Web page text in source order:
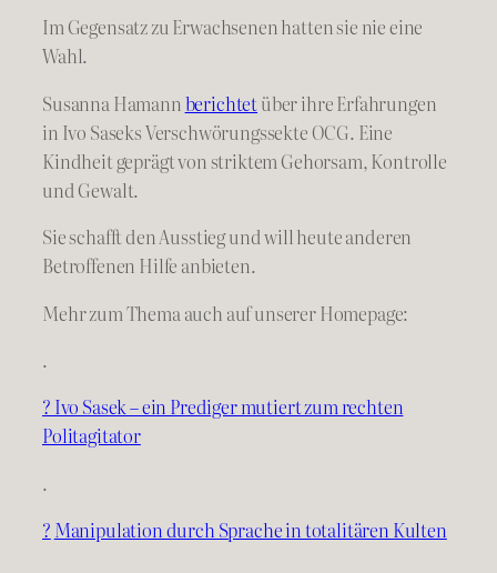
Im Gegensatz zu Erwachsenen hatten sie nie eine
Wahl.
Susanna Hamannberichtetüber ihre Erfahrungen
in Ivo Saseks Verschwörungssekte OCG. Eine
Kindheit geprägt von striktem Gehorsam, Kontrolle
und Gewalt.
Sie schafft den Ausstieg und will heute anderen
Betroffenen Hilfe anbieten.
Mehr zum Thema auch auf unserer Homepage:
.
? Ivo Sasek – ein Prediger mutiert zum rechten
Politagitator
.
? Manipulation durch Sprache in totalitären Kulten